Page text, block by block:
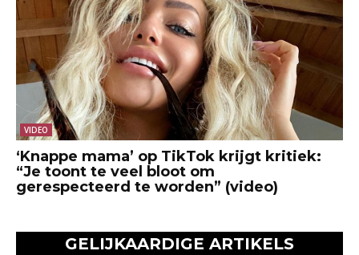
VIDEO
‘Knappe mama’ op TikTok krijgt kritiek:
“Je toont te veel bloot om
gerespecteerd te worden” (video)
GELIJKAARDIGE ARTIKELS